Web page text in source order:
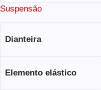
Suspensão
Dianteira
Elemento elástico